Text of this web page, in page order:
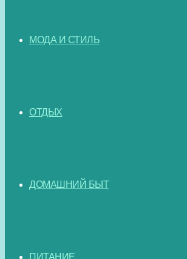
МОДА И СТИЛЬ
ОТДЫХ
ДОМАШНИЙ БЫТ
ПИТАНИЕ